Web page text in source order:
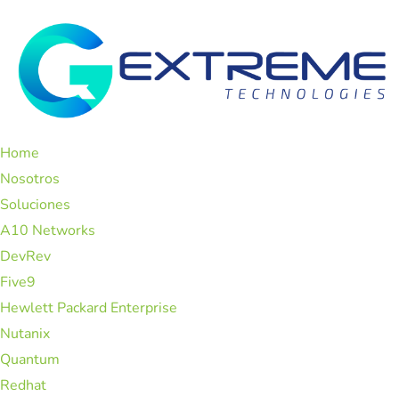
Home
Nosotros
Soluciones
A10 Networks
DevRev
Five9
Hewlett Packard Enterprise
Nutanix
Quantum
Redhat